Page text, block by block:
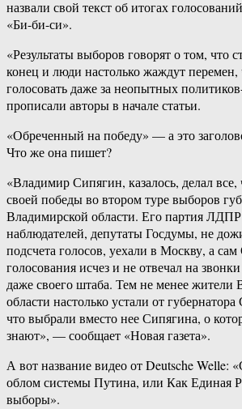
назвали свой текст об итогах
«Би-би-си».
«Результаты выборов говорят о том, что
конец и люди настолько жаждут перемен,
голосовать даже за неопытных
прописали авторы в начале статьи.
«Обреченный на победу» — а это
Что же она пишет?
«Владимир Сипягин, казалось, делал
своей победы во втором туре выборов
Владимирской области. Его партия ЛДПР
наблюдателей, депутаты Госдумы, не
подсчета голосов, уехали в Москву, а
голосования исчез и не отвечал на
даже своего штаба. Тем не менее жители
области настолько устали от
что выбрали вместо нее Сипягина, о
знают», — сообщает «Новая газета».
А вот название видео от Deutsche Welle:
облом системы Путина, или Как Единая
выборы».